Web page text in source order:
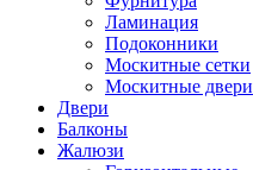
Ламинация
Подоконники
Москитные сетки
Москитные двери
Двери
Балконы
Жалюзи